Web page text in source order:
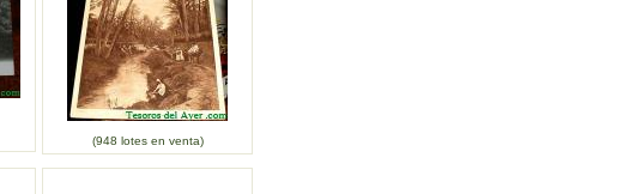
(948 lotes en venta)